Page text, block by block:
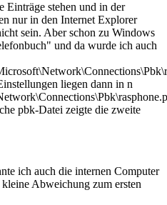
Einträge stehen und in der
nur in den Internet Explorer
sein. Aber schon zu Windows
und da wurde ich auch
liegen dann in n
pbk-Datei zeigte die zweite
ich auch die internen Computer
Abweichung zum ersten